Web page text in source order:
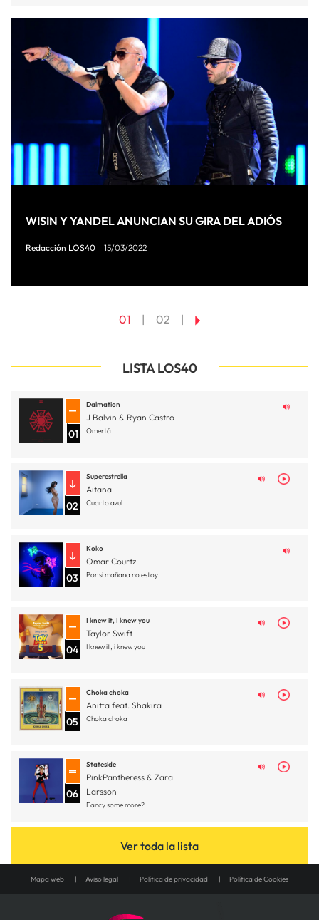
WISIN Y YANDEL ANUNCIAN SU GIRA DEL ADIÓS
Redacción LOS40 15/03/2022
01 02
LISTA LOS40
01
Dalmation
J Balvin & Ryan Castro
Omertá
02
Superestrella
Aitana
Cuarto azul
03
Koko
Omar Courtz
Por si mañana no estoy
04
I knew it, I knew you
Taylor Swift
I knew it, i knew you
05
Choka choka
Anitta feat. Shakira
Choka choka
06
Stateside
PinkPantheress & Zara
Larsson
Fancy some more?
Ver toda la lista
Mapa web Aviso legal Política de privacidad Política de Cookies